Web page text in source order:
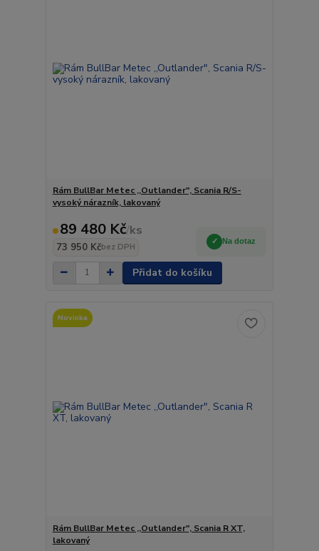
Rám BullBar Metec ,,Outlander", Scania R/S-
vysoký nárazník, lakovaný
89 480 Kč/ks
73 950 Kčbez DPH
Na dotaz
Přidat do košíku
Novinka
Rám BullBar Metec ,,Outlander", Scania R XT,
lakovaný